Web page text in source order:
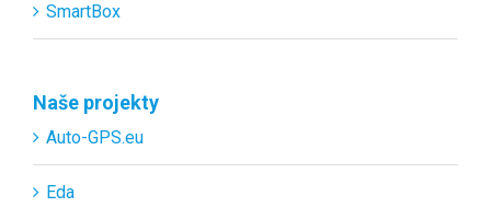
SmartBox
Naše projekty
Auto-GPS.eu
Eda